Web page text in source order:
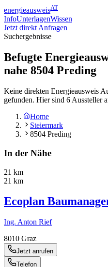
energieausweisAT
InfoUnterlagenWissen
Jetzt direkt Anfragen
Suchergebnisse
Befugte
nahe 8504 Preding
Keine direkten Energieausweis
gefunden. Hier sind 6 Aussteller
Home
Steiermark
8504 Preding
In der Nähe
21 km
21 km
Ecoplan
Ing. Anton Rief
8010 Graz
Jetzt anrufen
Telefon